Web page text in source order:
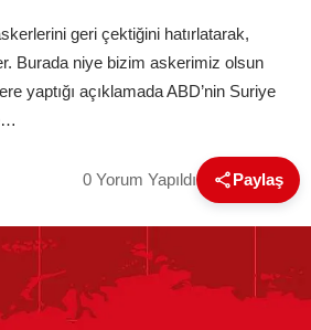
geri çektiğini hatırlatarak,
Burada niye bizim askerimiz olsun
yaptığı açıklamada ABD’nin Suriye
0 Yorum Yapıldı Paylaş